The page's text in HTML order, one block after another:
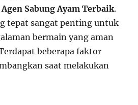
Agen Sabung Ayam Terbaik.
tepat sangat penting untuk
bermain yang aman
beberapa faktor
saat melakukan